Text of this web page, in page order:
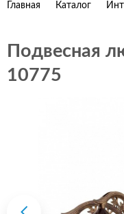
Главная Каталог
Подвесная
10775